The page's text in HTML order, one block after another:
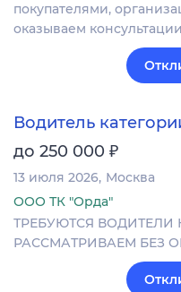
покупателями,
оказываем
Водитель
до 250 000 ₽
13 июля 2026 Москва
ООО ТК "Орда"
ТРЕБУЮТСЯ ВОДИТЕЛИ
РАССМАТРИВАЕМ БЕЗ